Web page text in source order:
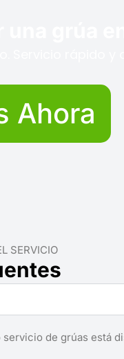
Ahora
SERVICIO
servicio de grúas está